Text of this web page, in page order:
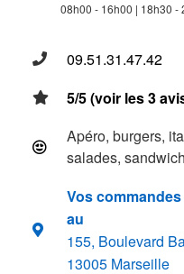
08h00 - 16h00 | 18h30 -
09.51.31.47.42
5/5 (voir les 3
Apéro, burgers,
salades,
Vos
au
155, Boulevard
13005 Marseille